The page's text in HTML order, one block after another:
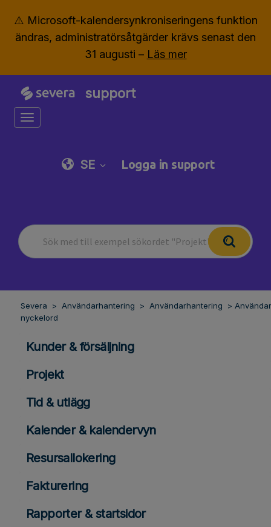
⚠️ Microsoft-kalendersynkroniseringens funktion
ändras, administratörsåtgärder krävs senast den
31 augusti – Läs mer
support
Toggle navigation
SE Logga in support
Severa Användarhantering Användarhantering
nyckelord
Kunder & försäljning
Projekt
Tid & utlägg
Kalender & kalendervyn
Resursallokering
Fakturering
Rapporter & startsidor